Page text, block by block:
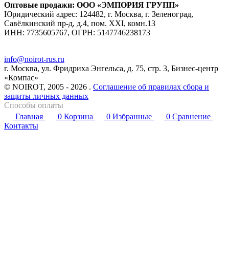
Оптовые продажи: ООО «ЭМПОРИЯ ГРУПП»
Юридический адрес: 124482, г. Москва, г. Зеленоград,
Савёлкинский пр-д, д.4, пом. XXI, комн.13
ИНН: 7735605767, ОГРН: 5147746238173
info@noirot-rus.ru
г. Москва, ул. Фридриха Энгельса, д. 75, стр. 3, Бизнес-центр
«Компас»
© NOIROT, 2005 - 2026 . Соглашение об правилах сбора и
защиты личных данных
Способы оплаты
Главная
0 Корзина 0 Избранные 0 Сравнение
Контакты